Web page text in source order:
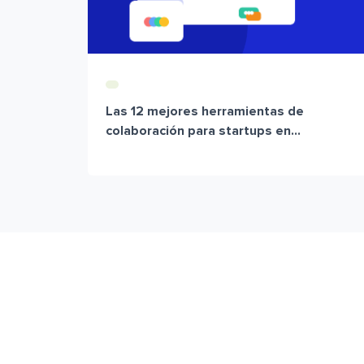
Las 12 mejores herramientas de
colaboración para startups en...